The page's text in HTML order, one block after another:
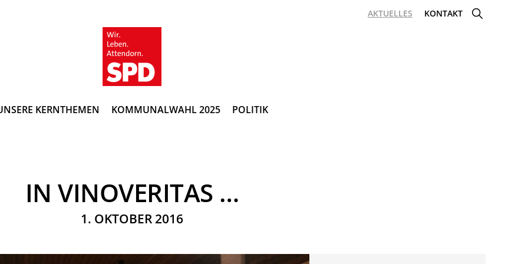
AKTUELLES KONTAKT SHOW
SEARCH
KERNTHEMEN KOMMUNALWAHL 2025 POLITIK
IN VINOVERITAS …
1. OKTOBER 2016